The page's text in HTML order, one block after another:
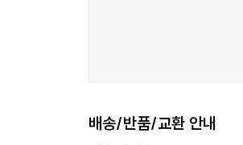
배송/반품/교환 안내